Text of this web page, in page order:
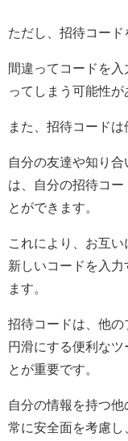
ただし、招待コード
間違ってコードを
ってしまう可能性が
また、招待コードは
自分の友達や知り
は、自分の招待コ
とができます。
これにより、お互
新しいコードを入
ます。
招待コードは、他
円滑にする便利な
とが重要です。
自分の情報を持つ他
常に安全面を考慮し